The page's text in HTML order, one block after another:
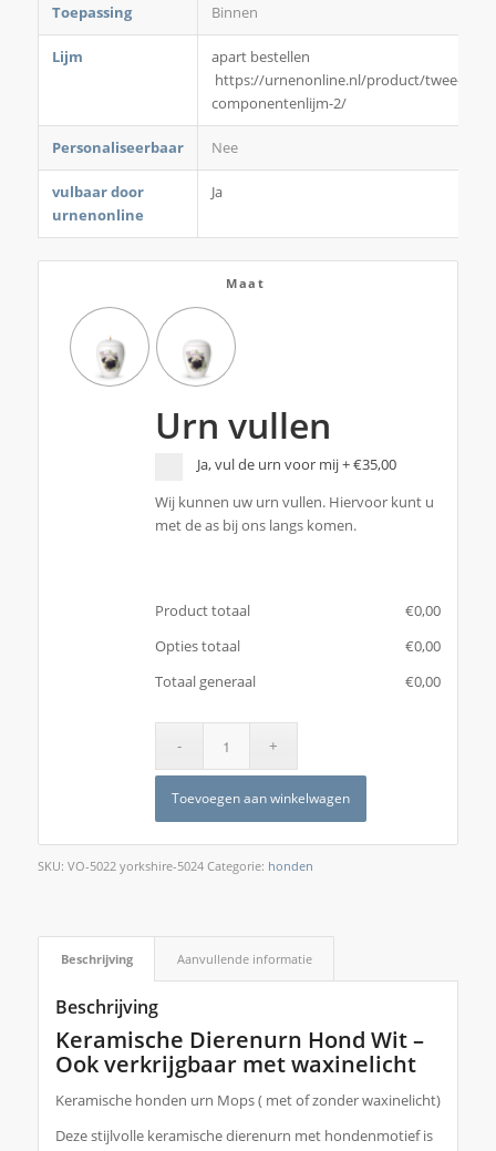
Toepassing Binnen
Lijm
apart bestellen
https://urnenonline.nl/product/twee-
componentenlijm-2/
Personaliseerbaar Nee
vulbaar door
urnenonline
Ja
Maat
Urn vullen
Ja, vul de urn voor mij+€35,00
Wij kunnen uw urn vullen. Hiervoor kunt u
met de as bij ons langs komen.
Product totaal €‎0,00
Opties totaal
€‎0,00
Totaal generaal
€‎0,00
Toevoegen aan winkelwagen
SKU: VO-5022 yorkshire-5024 Categorie: honden
Beschrijving Aanvullende informatie
Beschrijving
Keramische Dierenurn Hond Wit –
Ook verkrijgbaar met waxinelicht
Keramische honden urn Mops ( met of zonder waxinelicht)
Deze stijlvolle keramische dierenurn met hondenmotief is